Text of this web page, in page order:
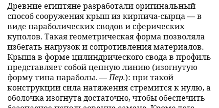
Древние египтяне разработали оригинальный
способ сооружения крыш из кирпича-сырца — в
виде параболических сводов и сферических
куполов. Такая геометрическая форма позволяла
избегать нагрузок и сопротивления материалов.
Крыша в форме цилиндрического свода в профиль
представляет собой цепную линию (изогнутую
форму типа параболы. — Пер.): при такой
конструкции сила натяжения стремится к нулю, а
оболочка изогнута достаточно, чтобы обеспечить